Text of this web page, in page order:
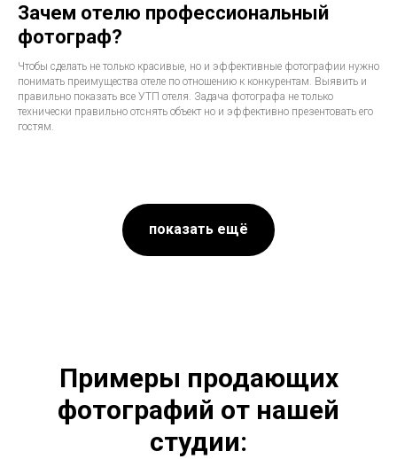
Зачем отелю профессиональный
фотограф?
Чтобы сделать не только красивые, но и эффективные фотографии нужно
понимать преимущества отеле по отношению к конкурентам. Выявить и
правильно показать все УТП отеля. Задача фотографа не только
технически правильно отснять объект но и эффективно презентовать его
гостям.
показать ещё
Примеры продающих
фотографий от нашей
студии: